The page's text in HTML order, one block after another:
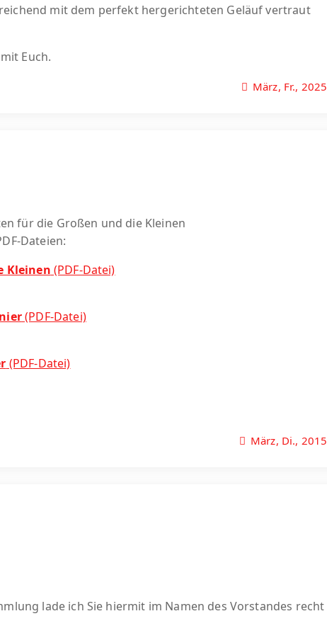
mit dem perfekt hergerichteten Geläuf vertraut
Euch.
März, Fr., 2025
für die Großen und die Kleinen
Dateien:
Kleinen (PDF-Datei)
(PDF-Datei)
(PDF-Datei)
März, Di., 2015
lade ich Sie hiermit im Namen des Vorstandes recht